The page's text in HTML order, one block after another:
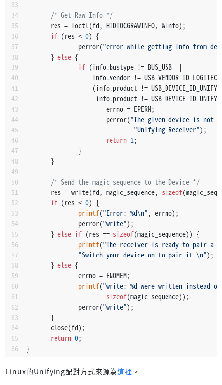
/* Get Raw Info */
       res = ioctl(fd, HIDIOCGRAWINFO, &info);
if (res < 0) {
               perror(
"error while getting info from
       }
else {
if (info.bustype != BUS_USB ||
info.vendor !=
(info.product !=
info.product !=
                       errno = EPERM;
                       perror(
"The given device is not
"Unifying Receiver");
return 1;
               }
       }
/* Send the magic sequence to the Device */
       res = write(fd, magic_sequence,
sizeof
if (res < 0) {
printf("Error: %d\n", errno);
               perror(
"write");
       }
else if (res == sizeof(magic_sequence)) {
printf("The receiver is ready to pair a
"Switch your device on to pair it.\n");
       }
else {
               errno = ENOMEM;
printf("write: %d were written instead
sizeof(magic_sequence));
               perror(
"write");
       }
       close(fd);
return 0;
}
Linux的Unifying配對方式來源為這裡 。